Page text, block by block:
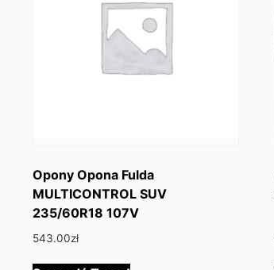
Opony Opona Fulda
MULTICONTROL SUV
235/60R18 107V
543.00zł